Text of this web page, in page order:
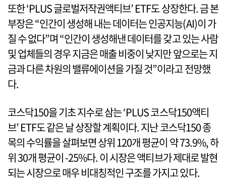
또한 ‘PLUS 글로벌저작권액티브’ ETF도 상장한다. 금 본
부장은 “인간이 생성해 내는 데이터는 인공지능(AI)이 가
질 수 없다”며 “인간이 생성해낸 데이터를 갖고 있는 사람
및 업체들의 경우 지금은 매출 비중이 낮지만 앞으로는 지
금과 다른 차원의 밸류에이션을 가질 것”이라고 전망했
다.
코스닥150을 기초 지수로 삼는 ‘PLUS 코스닥150액티
브’ ETF도 같은 날 상장할 계획이다. 지난 코스닥150 종
목의 수익률을 살펴보면 상위 120개 평균이 약 73.9%, 하
위 30개 평균이 -25%다. 이 시장은 액티브가 제대로 발현
되는 시장으로 매우 비대칭적인 구조를 가지고 있다.